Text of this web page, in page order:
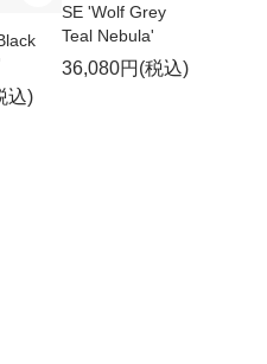
込)
SE 'Wolf Grey
Teal Nebula'
36,080円(税込)